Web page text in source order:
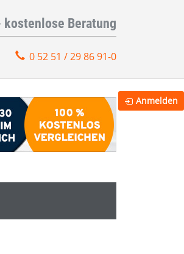
Beratung
0 52 51 / 29 86 91-0
Anmelden